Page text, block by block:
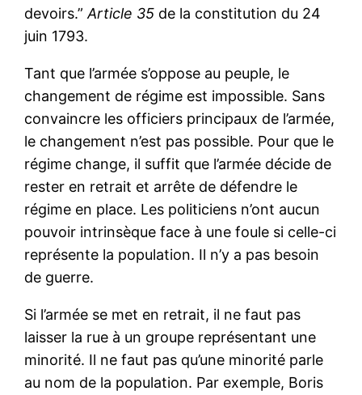
devoirs.”Article 35 de la constitution du 24
juin 1793.
Tant que l’armée s’oppose au peuple, le
changement de régime est impossible. Sans
convaincre les officiers principaux de l’armée,
le changement n’est pas possible. Pour que le
régime change, il suffit que l’armée décide de
rester en retrait et arrête de défendre le
régime en place. Les politiciens n’ont aucun
pouvoir intrinsèque face à une foule si celle-ci
représente la population. Il n’y a pas besoin
de guerre.
Si l’armée se met en retrait, il ne faut pas
laisser la rue à un groupe représentant une
minorité. Il ne faut pas qu’une minorité parle
au nom de la population. Par exemple, Boris